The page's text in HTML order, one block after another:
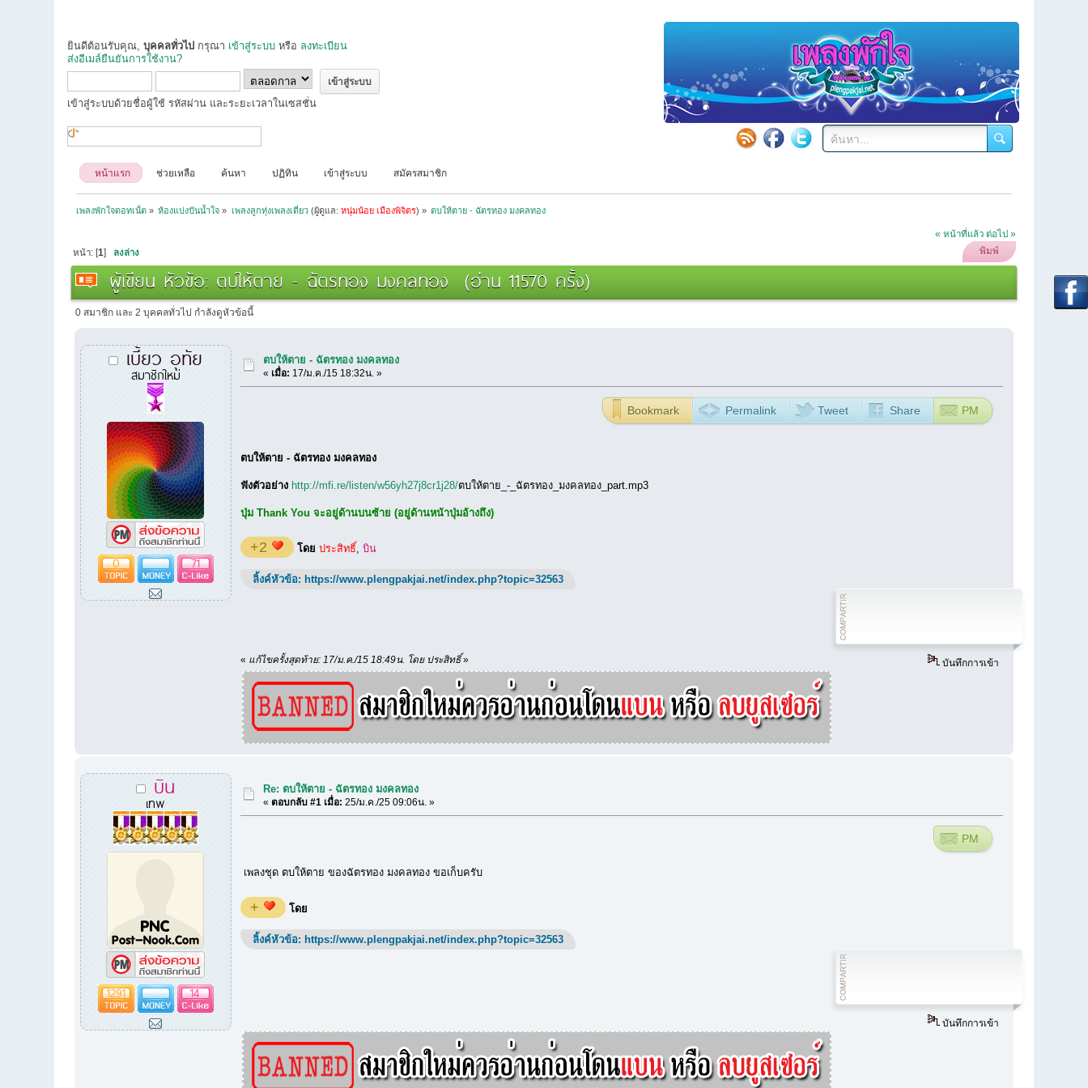
ยินดีต้อนรับคุณ,บุคคลทั่วไป กรุณา เข้าสู่ระบบ หรือ ลงทะเบียน
ส่งอีเมล์ยืนยันการใช้งาน?
เข้าสู่ระบบด้วยชื่อผู้ใช้ รหัสผ่าน และระยะเวลาในเซสชั่น
หน้าแรก ช่วยเหลือ ค้นหา ปฏิทิน เข้าสู่ระบบ สมัครสมาชิก
เพลงพักใจดอทเน็ต» ห้องแบ่งปันน้ำใจ » เพลงลูกทุ่งเพลงเดี่ยว(ผู้ดูแล: หนุ่มน้อย เมืองพิจิตร) » ตบให้ตาย - ฉัตรทอง มงคลทอง
« หน้าที่แล้ว ต่อไป »
พิมพ์
หน้า: [1] ลงล่าง
ผู้เขียน หัวข้อ: ตบให้ตาย - ฉัตรทอง มงคลทอง (อ่าน 11570 ครั้ง)
0 สมาชิก และ 2 บุคคลทั่วไป กำลังดูหัวข้อนี้
เบี้ยว อุทัย
สมาชิกใหม่
0 71
ตบให้ตาย - ฉัตรทอง มงคลทอง
« เมื่อ: 17/ม.ค./15 18:32น. »
Bookmark Permalink Tweet Share PM
ตบให้ตาย - ฉัตรทอง มงคลทอง
ฟังตัวอย่าง http://mfi.re/listen/w56yh27j8cr1j28/ตบให้ตาย_-_ฉัตรทอง_มงคลทอง_part.mp3
ปุ่ม Thank You จะอยู่ด้านบนซ้าย (อยู่ด้านหน้าปุ่มอ้างถึง)
+2 โดย ประสิทธิ์ บิน
ลิ้งค์หัวข้อ: https://www.plengpakjai.net/index.php?topic=32563
« แก้ไขครั้งสุดท้าย: 17/ม.ค./15 18:49น. โดย ประสิทธิ์» บันทึกการเข้า
บิน
เทพ
1291 14
Re: ตบให้ตาย - ฉัตรทอง มงคลทอง
«ตอบกลับ #1 เมื่อ: 25/ม.ค./25 09:06น. »
PM
เพลงชุด ตบให้ตาย ของฉัตรทอง มงคลทอง ขอเก็บครับ
+ โดย
ลิ้งค์หัวข้อ: https://www.plengpakjai.net/index.php?topic=32563
บันทึกการเข้า